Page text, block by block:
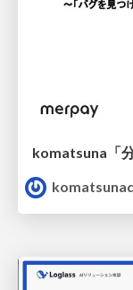
komatsuna「